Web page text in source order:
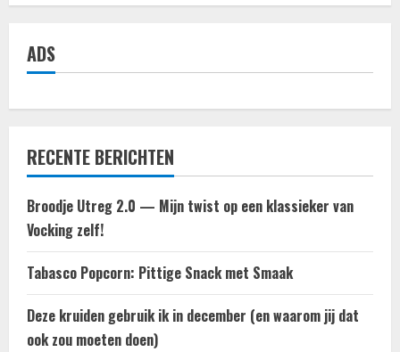
ADS
RECENTE BERICHTEN
Broodje Utreg 2.0 — Mijn twist op een klassieker van
Vocking zelf!
Tabasco Popcorn: Pittige Snack met Smaak
Deze kruiden gebruik ik in december (en waarom jij dat
ook zou moeten doen)